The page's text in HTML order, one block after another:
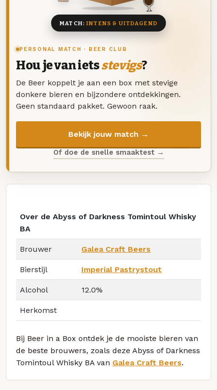
PERSONAL MATCH · BEER CLUB
Hou je van ietsstevigs?
De Beer koppelt je aan een box met stevige
donkere bieren en bijzondere ontdekkingen.
Geen standaard pakket. Gewoon raak.
Bekijk jouw match →
Of doe de snelle smaaktest →
MATCH:INTENS & UITDAGEND
Over de Abyss of Darkness Tomintoul Whisky
BA
Brouwer Galea Craft Beers
Bierstijl Imperial Pastrystout
Alcohol 12.0%
Herkomst
Bij Beer in a Box ontdek je de mooiste bieren van
de beste brouwers, zoals deze Abyss of Darkness
Tomintoul Whisky BA van Galea Craft Beers.